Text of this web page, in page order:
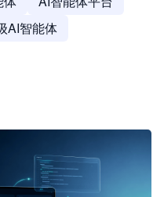
AI智能体